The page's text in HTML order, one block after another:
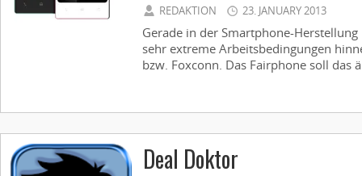
REDAKTION 23. JANUARY 2013
Gerade in der Smartphone-
sehr extreme Arbeitsbedingungen
bzw. Foxconn. Das Fairphone soll das
Deal Doktor